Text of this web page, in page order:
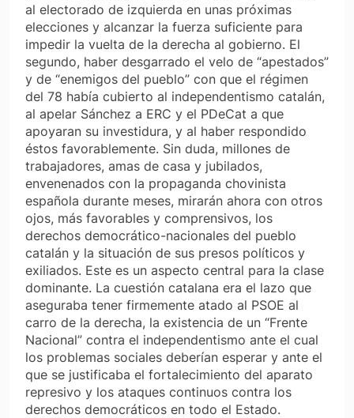
al electorado de izquierda en unas próximas
elecciones y alcanzar la fuerza suficiente para
impedir la vuelta de la derecha al gobierno. El
segundo, haber desgarrado el velo de “apestados”
y de “enemigos del pueblo” con que el régimen
del 78 había cubierto al independentismo catalán,
al apelar Sánchez a ERC y el PDeCat a que
apoyaran su investidura, y al haber respondido
éstos favorablemente. Sin duda, millones de
trabajadores, amas de casa y jubilados,
envenenados con la propaganda chovinista
española durante meses, mirarán ahora con otros
ojos, más favorables y comprensivos, los
derechos democrático-nacionales del pueblo
catalán y la situación de sus presos políticos y
exiliados. Este es un aspecto central para la clase
dominante. La cuestión catalana era el lazo que
aseguraba tener firmemente atado al PSOE al
carro de la derecha, la existencia de un “Frente
Nacional” contra el independentismo ante el cual
los problemas sociales deberían esperar y ante el
que se justificaba el fortalecimiento del aparato
represivo y los ataques continuos contra los
derechos democráticos en todo el Estado.